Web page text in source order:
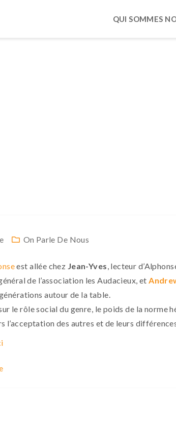
QUI SOMMES
On Parle De Nous
est allée chez Jean-Yves, lecteur
de l’association les Audacieux, et
autour de la table.
le rôle social du genre, le poids de la norme
l’acceptation des autres et de leurs